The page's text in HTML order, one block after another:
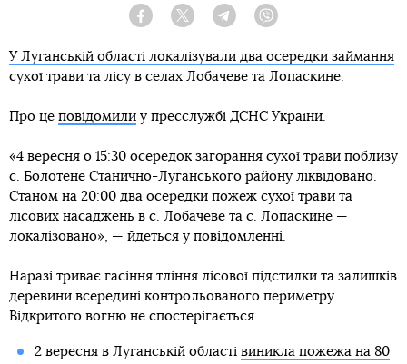
Facebook Twitter Telegram
У Луганській області локалізували два осередки займання
сухої трави та лісу в селах Лобачеве та Лопаскине.
Про це повідомили у пресслужбі ДСНС України.
«4 вересня о 15:30 осередок загорання сухої трави поблизу
с. Болотене Станично-Луганського району ліквідовано.
Станом на 20:00 два осередки пожеж сухої трави та
лісових насаджень в с. Лобачеве та с. Лопаскине —
локалізовано», — йдеться у повідомленні.
Наразі триває гасіння тління лісової підстилки та залишків
деревини всередині контрольованого периметру.
Відкритого вогню не спостерігається.
2 вересня в Луганській області виникла пожежа на 80